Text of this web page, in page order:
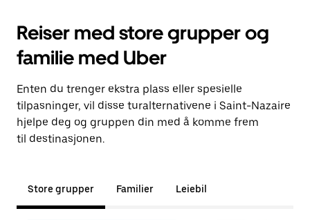
Reiser med store grupper og
familie med Uber
Enten du trenger ekstra plass eller spesielle
tilpasninger, vil disse turalternativene i Saint-Nazaire
hjelpe deg og gruppen din med å komme frem
til destinasjonen.
Store grupper Familier Leiebil